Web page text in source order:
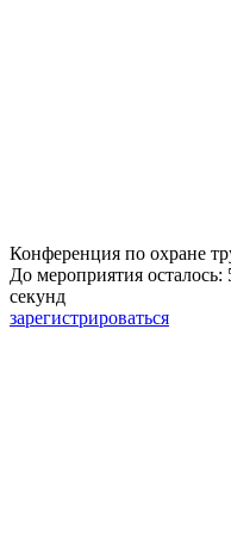
Конференция по охране
До мероприятия
секунд
зарегистрироваться